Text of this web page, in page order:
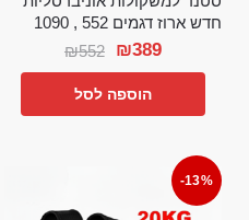
חדש ארוז דגמים 552 , 1090
₪552 ₪389
הוספה לסל
-13%